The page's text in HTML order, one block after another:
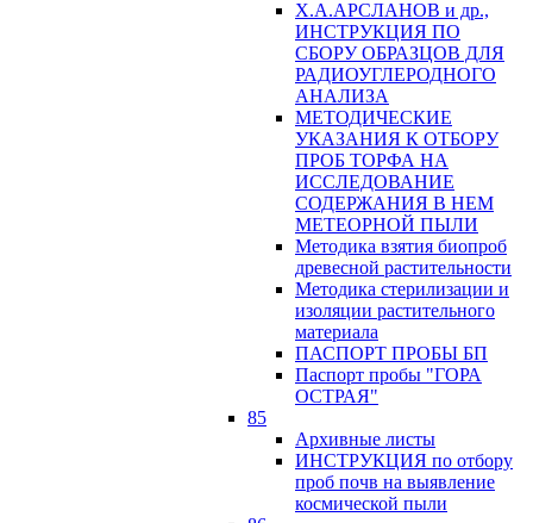
Х.А.АРСЛАНОВ и др.,
ИНСТРУКЦИЯ ПО
СБОРУ ОБРАЗЦОВ ДЛЯ
РАДИОУГЛЕРОДНОГО
АНАЛИЗА
МЕТОДИЧЕСКИЕ
УКАЗАНИЯ К ОТБОРУ
ПРОБ ТОРФА НА
ИССЛЕДОВАНИЕ
СОДЕРЖАНИЯ В НЕМ
МЕТЕОРНОЙ ПЫЛИ
Методика взятия биопроб
древесной растительности
Методика стерилизации и
изоляции растительного
материала
ПАСПОРТ ПРОБЫ БП
Паспорт пробы "ГОРА
ОСТРАЯ"
85
Архивные листы
ИНСТРУКЦИЯ по отбору
проб почв на выявление
космической пыли